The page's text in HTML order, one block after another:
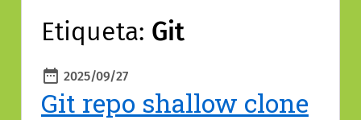
Etiqueta: Git
Git repo shallow clone
Publicado
2025/09/27